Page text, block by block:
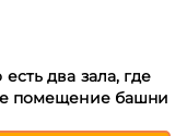
два зала, где
помещение башни